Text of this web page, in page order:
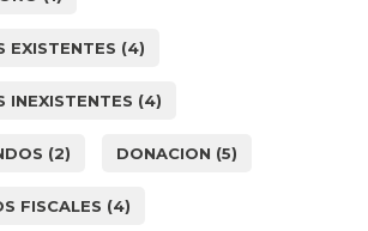
EXISTENTES (4)
INEXISTENTES (4)
(2) DONACION (5)
FISCALES (4)